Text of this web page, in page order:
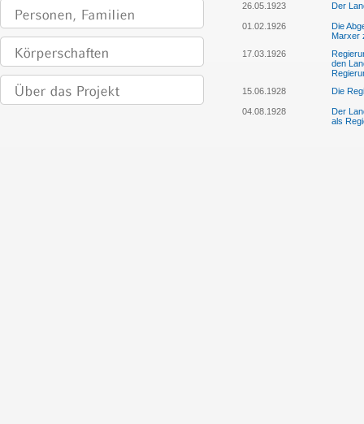
26.05.1923
Der
01.02.1926
Die
Marxer
17.03.1926
den
15.06.1928
Die
04.08.1928
Der
als